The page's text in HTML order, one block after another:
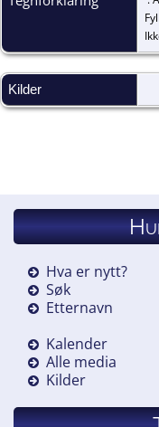
Kilder
Hva er nytt?
Søk
Etternavn
Kalender
Alle media
Kilder